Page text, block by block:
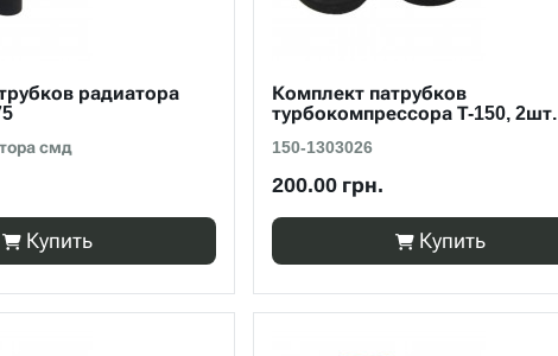
радиатора
смд
Купить
Комплект патрубков
турбокомпрессора Т-150, 2шт.
150-1303026
200.00 грн.
Купить